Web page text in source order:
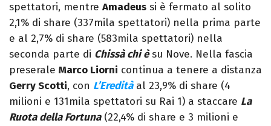
spettatori, mentre Amadeus si è fermato al solito
2,1% di share (337mila spettatori) nella prima parte
e al 2,7% di share (583mila spettatori) nella
seconda parte di Chissà chi è su Nove. Nella fascia
preserale Marco Liorni continua a tenere a distanza
Gerry Scotti, con L’Ereditàal 23,9% di share (4
milioni e 131mila spettatori su Rai 1) a staccare La
Ruota della Fortuna(22,4% di share e 3 milioni e